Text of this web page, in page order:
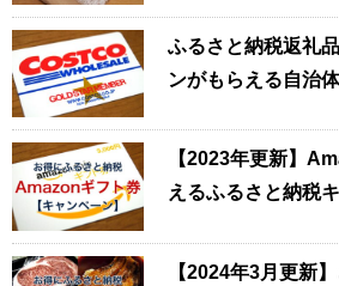
ふるさと納税返礼
ンがもらえる自治
【2023年更新】
えるふるさと納税
【2024年3月更新